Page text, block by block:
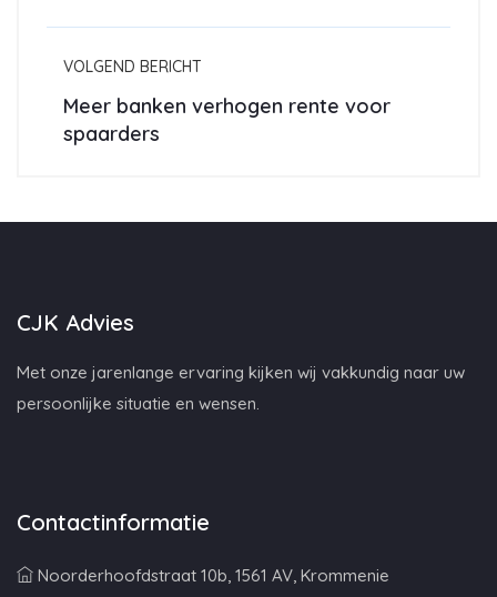
VOLGEND BERICHT
Meer banken verhogen rente voor
spaarders
CJK Advies
Met onze jarenlange ervaring kijken wij vakkundig naar uw
persoonlijke situatie en wensen.
Contactinformatie
Noorderhoofdstraat 10b, 1561 AV, Krommenie